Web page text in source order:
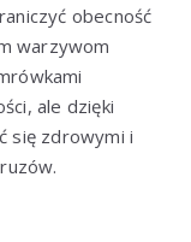
obecność
warzywom
ale dzięki
się zdrowymi i